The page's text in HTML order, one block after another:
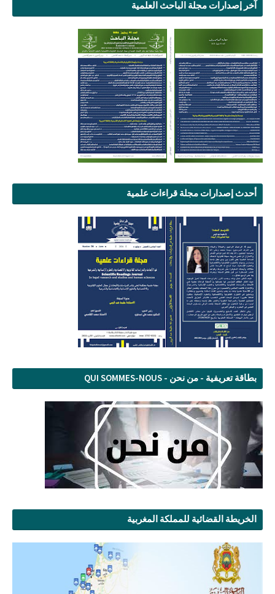
آخر إصدارات مجلة الباحث العلمية
أحدث إصدارات مجلة قراءات علمية
بطاقة تعريفية - من نحن - QUI SOMMES-NOUS
الخريطة القضائية للمملكة المغربية